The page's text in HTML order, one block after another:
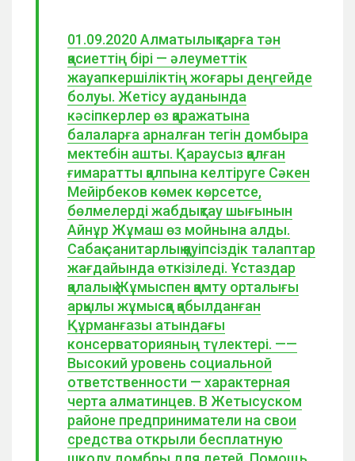
01.09.2020 Алматылықтарға тән
қасиеттің бірі — әлеуметтік
жауапкершіліктің жоғары деңгейде
болуы. Жетісу ауданында
кәсіпкерлер өз қаражатына
балаларға арналған тегін домбыра
мектебін ашты. Қараусыз қалған
ғимаратты қалпына келтіруге Сәкен
Мейірбеков көмек көрсетсе,
бөлмелерді жабдықтау шығынын
Айнұр Жұмаш өз мойнына алды.
Сабақ санитарлық қауіпсіздік талаптар
жағдайында өткізіледі. Ұстаздар
қалалық Жұмыспен қамту орталығы
арқылы жұмысқа қабылданған
Құрманғазы атындағы
консерваторияның түлектері. ——
Высокий уровень социальной
ответственности — характерная
черта алматинцев. В Жетысуском
районе предприниматели на свои
средства открыли бесплатную